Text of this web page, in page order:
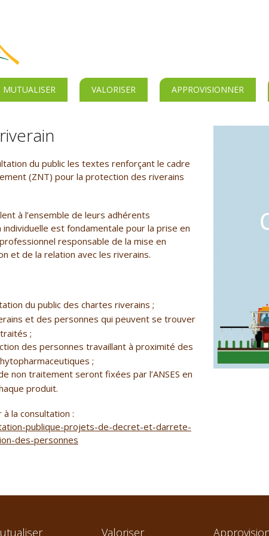
MUTUALISER VALORISER APPROVISIONNER
du public les textes renforçant le cadre
(ZNT) pour la protection des riverains
à l’ensemble de leurs adhérents
est fondamentale pour la prise en
responsable de la mise en
et de la relation avec les riverains.
du public des chartes riverains ;
et des personnes qui peuvent se trouver
;
des personnes travaillant à proximité des
;
non traitement seront fixées par l’ANSES en
produit.
la consultation :
publique-projets-de-decret-et-darrete-
des-personnes
Valoriser